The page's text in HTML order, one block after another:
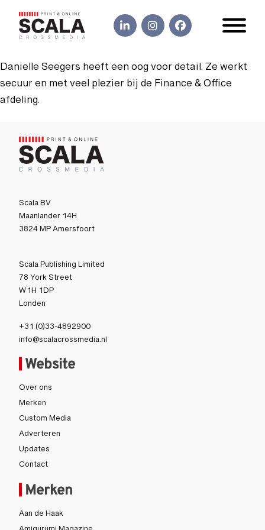
Danielle Seegers heeft een oog voor detail. Ze werkt
secuur en met veel plezier bij de Finance & Office
afdeling.
Scala BV
Maanlander 14H
3824 MP Amersfoort
Scala Publishing Limited
78 York Street
W1H 1DP
Londen
+31 (0)33-4892900
info@scalacrossmedia.nl
Merken
Aan de Haak
Website
Over ons
Merken
Custom Media
Adverteren
Updates
Contact